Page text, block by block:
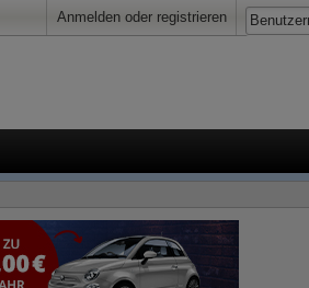
Anmelden oder registrieren